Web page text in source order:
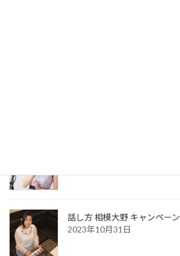
話し方 相模大野 キャンペーン
2023年10月31日